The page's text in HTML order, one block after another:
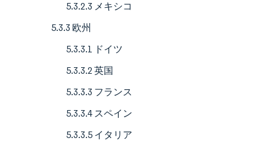
5.3.2.3 メキシコ
5.3.3 欧州
5.3.3.1 ドイツ
5.3.3.2 英国
5.3.3.3 フランス
5.3.3.4 スペイン
5.3.3.5 イタリア